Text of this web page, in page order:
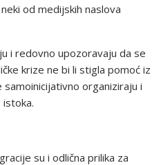
od medijskih naslova
i redovno upozoravaju da se
krize ne bi li stigla pomoć iz
organiziraju i
istoka.
su i odlična prilika za